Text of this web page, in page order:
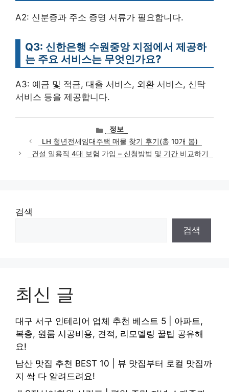
A2: 신분증과 주소 증명 서류가 필요합니다.
Q3: 신한은행 수원중앙 지점에서 제공하
는 주요 서비스는 무엇인가요?
A3: 예금 및 적금, 대출 서비스, 외환 서비스, 신탁
서비스 등을 제공합니다.
카
테
고
리
정보
LH 청년전세임대주택 매물 찾기 후기(총 10개 봄)
건설 일용직 4대 보험 가입 – 신청방법 및 기간 비교하기
검색
검색
최신 글
대구 서구 인테리어 업체 추천 베스트 5 | 아파트,
복층, 원룸 시공비용, 견적, 리모델링 꿀팁 공유해
요!
남산 맛집 추천 BEST 10 | 뷰 맛집부터 로컬 맛집까
지 싹 다 알려드려요!